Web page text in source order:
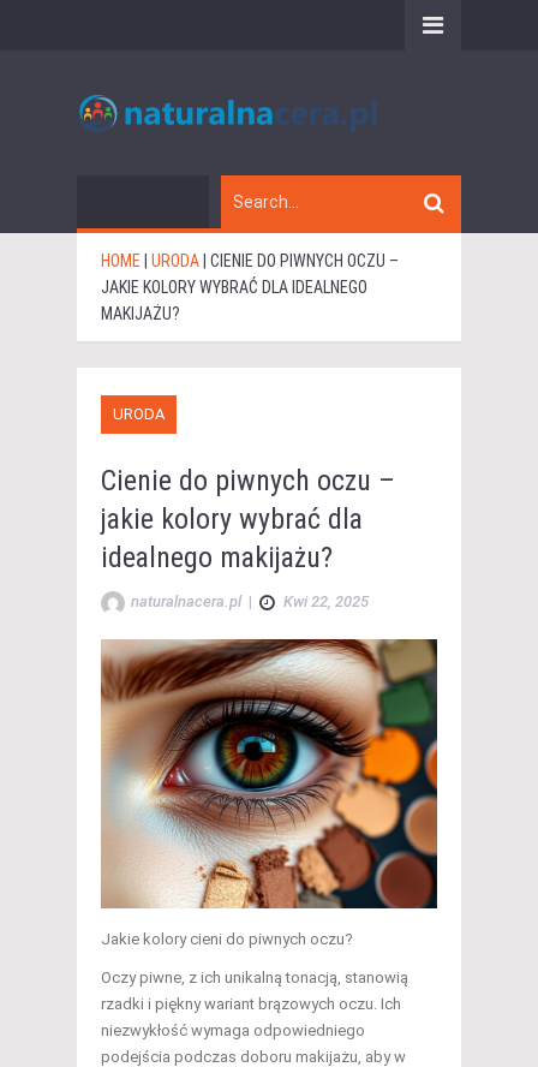
HOME URODA CIENIE DO PIWNYCH OCZU –
JAKIE KOLORY WYBRAĆ DLA IDEALNEGO
MAKIJAŻU?
URODA
Cienie do piwnych oczu –
jakie kolory wybrać dla
idealnego makijażu?
naturalnacera.pl | Kwi 22, 2025
Jakie kolory cieni do piwnych oczu?
Oczy piwne, z ich unikalną tonacją, stanowią
rzadki i piękny wariant brązowych oczu. Ich
niezwykłość wymaga odpowiedniego
podejścia podczas doboru makijażu, aby w